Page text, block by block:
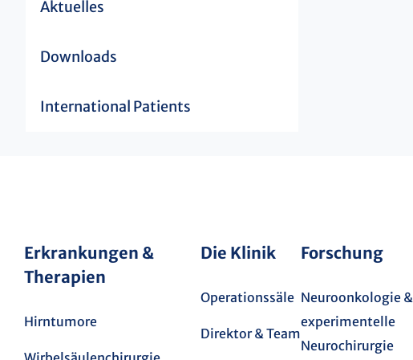
Aktuelles
Downloads
International Patients
Erkrankungen &
Therapien
Hirntumore
Die Klinik
Operationssäle
Direktor & Team
Forschung
Neuroonkologie &
experimentelle
Neurochirurgie